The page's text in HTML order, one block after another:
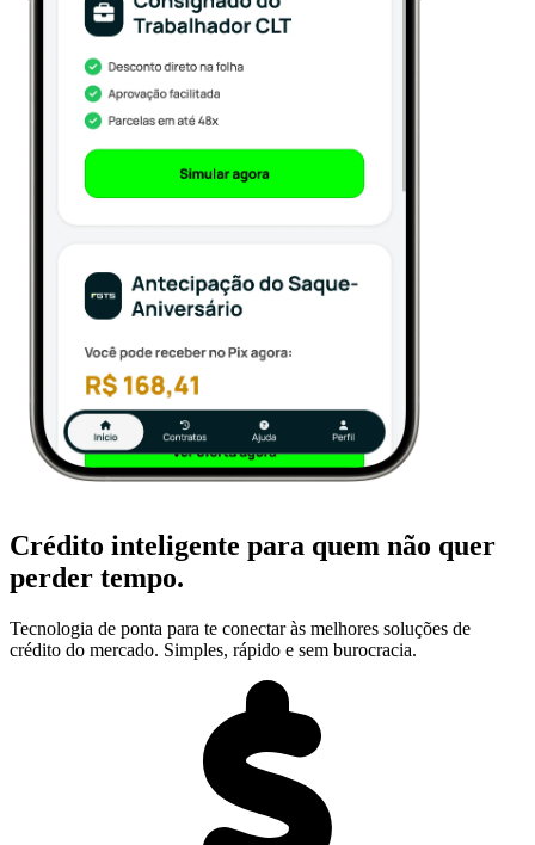
Crédito inteligente para quem não quer
perder tempo.
Tecnologia de ponta para te conectar às melhores soluções de
crédito do mercado. Simples, rápido e sem burocracia.